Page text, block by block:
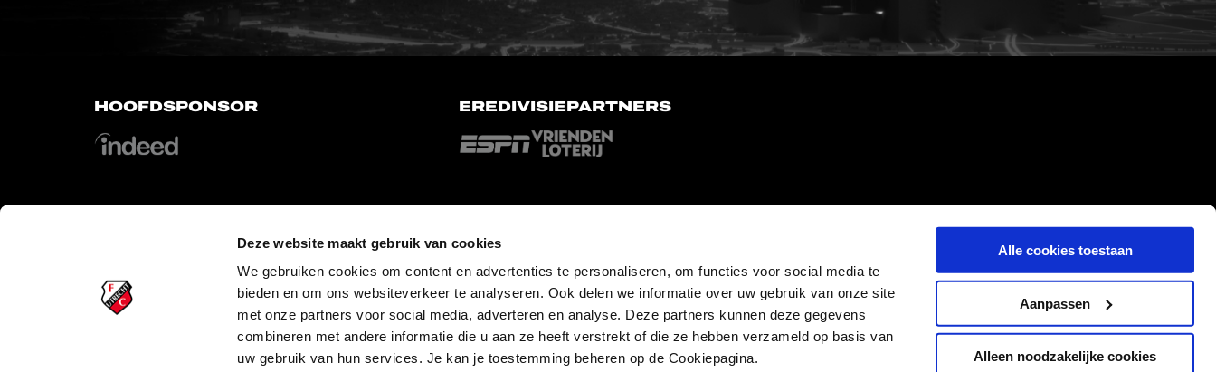
Deze website maakt gebruik van cookies
We gebruiken cookies om content en advertenties te personaliseren, om functies voor social media te
bieden en om ons websiteverkeer te analyseren. Ook delen we informatie over uw gebruik van onze site
met onze partners voor social media, adverteren en analyse. Deze partners kunnen deze gegevens
combineren met andere informatie die u aan ze heeft verstrekt of die ze hebben verzameld op basis van
uw gebruik van hun services. Je kan je toestemming beheren op de Cookiepagina.
Alle cookies toestaan
Aanpassen
Alleen noodzakelijke cookies
HOOFDSPONSOR EREDIVISIEPARTNERS
OFFICIAL PARTNERS